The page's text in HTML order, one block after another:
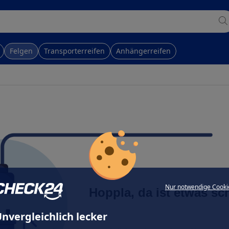
Nur notwendige
lecker
Felgen Transporterreifen Anhängerreifen
Hoppla, da ist etwas